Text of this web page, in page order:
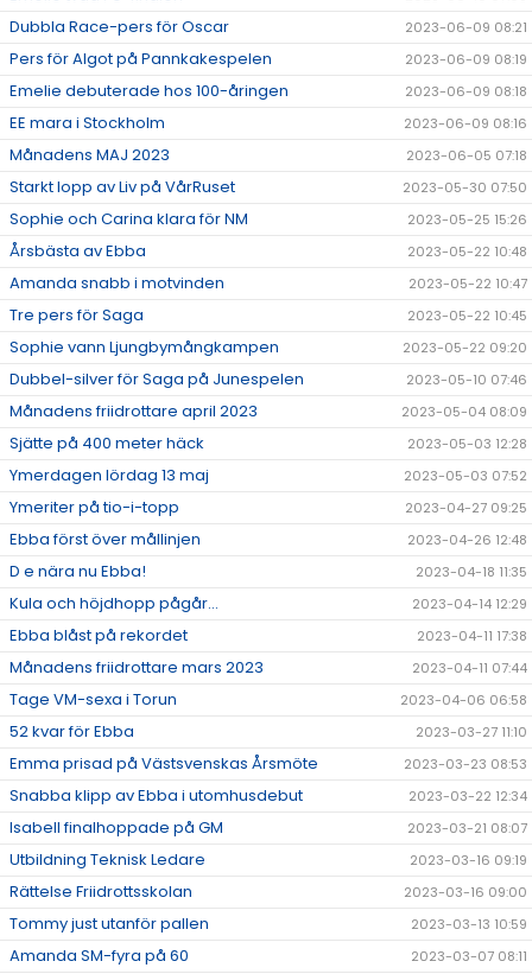
Dubbla Race-pers för Oscar 2023-06-09 08:21
Pers för Algot på Pannkakespelen 2023-06-09 08:19
Emelie debuterade hos 100-åringen 2023-06-09 08:18
EE mara i Stockholm 2023-06-09 08:16
Månadens MAJ 2023 2023-06-05 07:18
Starkt lopp av Liv på VårRuset 2023-05-30 07:50
Sophie och Carina klara för NM 2023-05-25 15:26
Årsbästa av Ebba 2023-05-22 10:48
Amanda snabb i motvinden 2023-05-22 10:47
Tre pers för Saga 2023-05-22 10:45
Sophie vann Ljungbymångkampen 2023-05-22 09:20
Dubbel-silver för Saga på Junespelen 2023-05-10 07:46
Månadens friidrottare april 2023 2023-05-04 08:09
Sjätte på 400 meter häck 2023-05-03 12:28
Ymerdagen lördag 13 maj 2023-05-03 07:52
Ymeriter på tio-i-topp 2023-04-27 09:25
Ebba först över mållinjen 2023-04-26 12:48
D e nära nu Ebba! 2023-04-18 11:35
Kula och höjdhopp pågår... 2023-04-14 12:29
Ebba blåst på rekordet 2023-04-11 17:38
Månadens friidrottare mars 2023 2023-04-11 07:44
Tage VM-sexa i Torun 2023-04-06 06:58
52 kvar för Ebba 2023-03-27 11:10
Emma prisad på Västsvenskas Årsmöte 2023-03-23 08:53
Snabba klipp av Ebba i utomhusdebut 2023-03-22 12:34
Isabell finalhoppade på GM 2023-03-21 08:07
Utbildning Teknisk Ledare 2023-03-16 09:19
Rättelse Friidrottsskolan 2023-03-16 09:00
Tommy just utanför pallen 2023-03-13 10:59
Amanda SM-fyra på 60 2023-03-07 08:11